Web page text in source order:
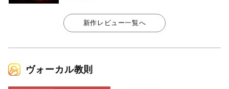
新作レビュー一覧へ
ヴォーカル教則